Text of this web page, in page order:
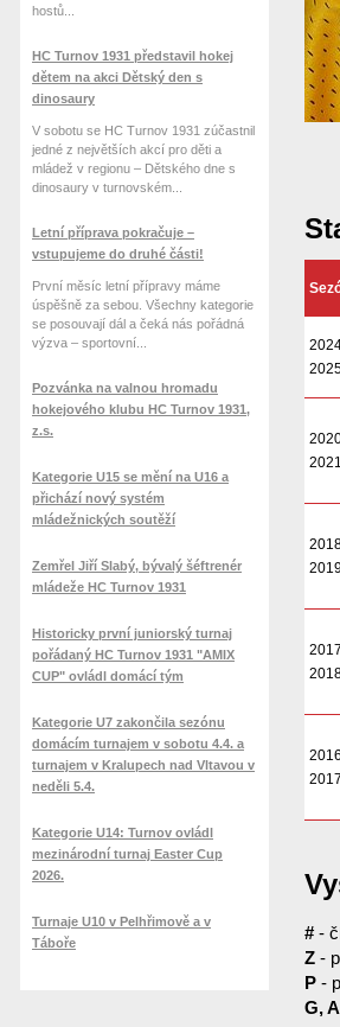
2021
2017
# -
Z -
P -
G,
hostů...
HC Turnov 1931 představil hokej
dětem na akci Dětský den s
dinosaury
V sobotu se HC Turnov 1931 zúčastnil
jedné z největších akcí pro děti a
mládež v regionu – Dětského dne s
dinosaury v turnovském...
Letní příprava pokračuje –
vstupujeme do druhé části!
První měsíc letní přípravy máme
úspěšně za sebou. Všechny kategorie
se posouvají dál a čeká nás pořádná
výzva – sportovní...
Pozvánka na valnou hromadu
hokejového klubu HC Turnov 1931,
z.s.
Kategorie U15 se mění na U16 a
přichází nový systém
mládežnických soutěží
Zemřel Jiří Slabý, bývalý šéftrenér
mládeže HC Turnov 1931
Historicky první juniorský turnaj
pořádaný HC Turnov 1931 "AMIX
CUP" ovládl domácí tým
Kategorie U7 zakončila sezónu
domácím turnajem v sobotu 4.4. a
turnajem v Kralupech nad Vltavou v
neděli 5.4.
Kategorie U14: Turnov ovládl
mezinárodní turnaj Easter Cup
2026.
Turnaje U10 v Pelhřimově a v
Táboře